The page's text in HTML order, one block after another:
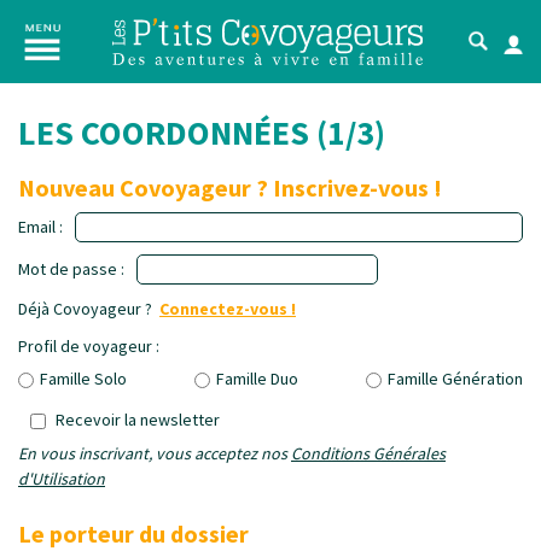
LES COORDONNÉES (1/3)
Nouveau Covoyageur ? Inscrivez-vous !
Email :
Mot de passe :
Déjà Covoyageur ? Connectez-vous !
Profil de voyageur :
Famille Solo
Famille Duo
Famille Génération
Recevoir la newsletter
En vous inscrivant, vous acceptez nosConditions Générales
d'Utilisation
Le porteur du dossier